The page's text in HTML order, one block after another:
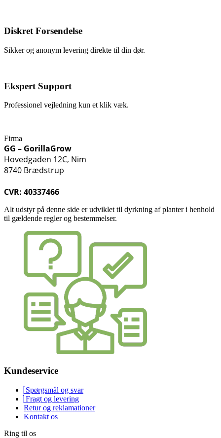
Diskret Forsendelse
Sikker og anonym levering direkte til din dør.
Ekspert Support
Professionel vejledning kun et klik væk.
Firma
GG – GorillaGrow
Hovedgaden 12C, Nim
8740 Brædstrup
CVR: 40337466
Alt udstyr på denne side er udviklet til dyrkning af planter i henhold
til gældende regler og bestemmelser.
Kundeservice
Spørgsmål og svar
Fragt og levering
Retur og reklamationer
Kontakt os
Ring til os